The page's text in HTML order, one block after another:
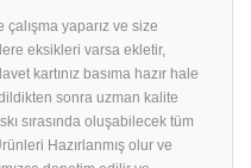
yaparız ve size
eksikleri varsa ekletir,
kartınız basıma hazır hale
sonra uzman kalite
sırasında oluşabilecek tüm
Hazırlanmış olur ve